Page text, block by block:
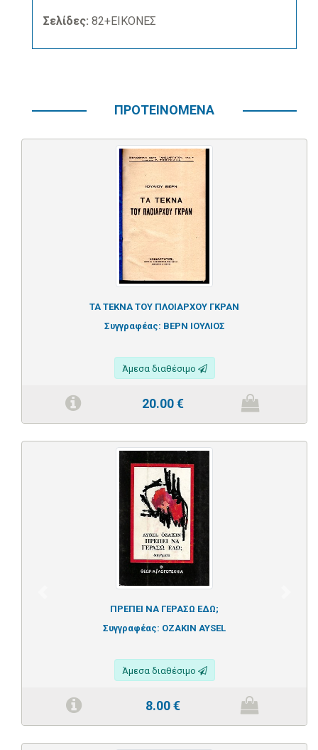
Σελίδες: 82+ΕΙΚΟΝΕΣ
ΠΡΟΤΕΙΝΟΜΕΝΑ
ΤΑ ΤΕΚΝΑ ΤΟΥ ΠΛΟΙΑΡΧΟΥ ΓΚΡΑΝ
Συγγραφέας: ΒΕΡΝ ΙΟΥΛΙΟΣ
Άμεσα διαθέσιμο
20.00€
ΠΡΕΠΕΙ ΝΑ ΓΕΡΑΣΩ ΕΔΩ;
Συγγραφέας: OZAKIN AYSEL
Άμεσα διαθέσιμο
8.00€